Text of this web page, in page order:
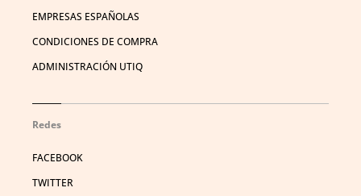
EMPRESAS ESPAÑOLAS
CONDICIONES DE COMPRA
ADMINISTRACIÓN UTIQ
Redes
FACEBOOK
TWITTER